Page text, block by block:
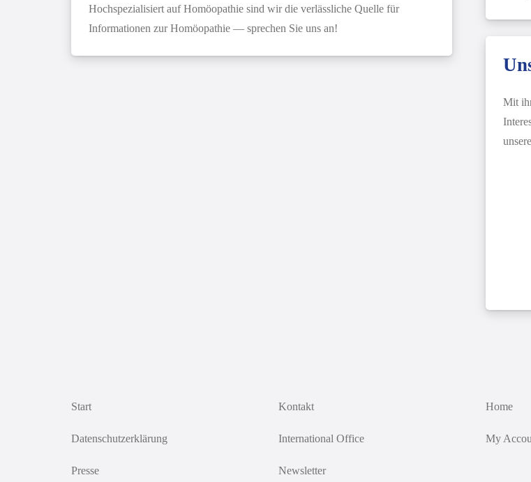
Hochspezialisiert auf Homöopathie sind wir die verlässliche Quelle für
Informationen zur Homöopathie — sprechen Sie uns an!
Mit
Start
Datenschutzerklärung
Presse
Kontakt
International Office
Newsletter
Home
My